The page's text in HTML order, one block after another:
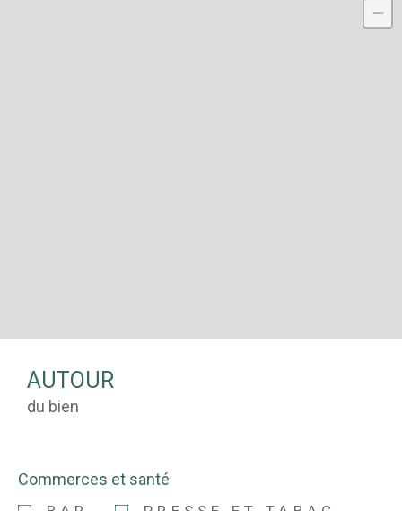
−
AUTOUR
du bien
Commerces et santé